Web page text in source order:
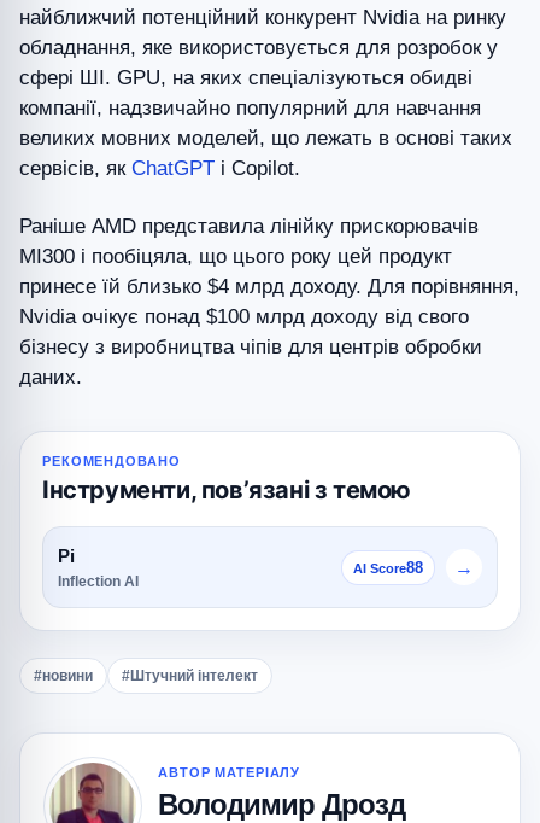
найближчий потенційний конкурент Nvidia на ринку
обладнання, яке використовується для розробок у
сфері ШІ. GPU, на яких спеціалізуються обидві
компанії, надзвичайно популярний для навчання
великих мовних моделей, що лежать в основі таких
сервісів, як ChatGPT і Copilot.
Раніше AMD представила лінійку прискорювачів
MI300 і пообіцяла, що цього року цей продукт
принесе їй близько $4 млрд доходу. Для порівняння,
Nvidia очікує понад $100 млрд доходу від свого
бізнесу з виробництва чіпів для центрів обробки
даних.
РЕКОМЕНДОВАНО
Інструменти, повʼязані з темою
Pi
Inflection AI
AI Score88 →
#новини #Штучний інтелект
АВТОР МАТЕРІАЛУ
Володимир Дрозд